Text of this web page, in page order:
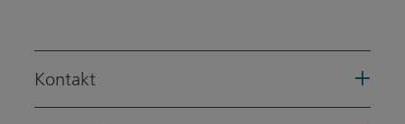
Kontakt